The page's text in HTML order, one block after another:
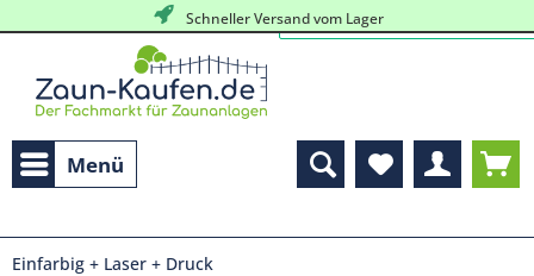
Schneller Versand vom Lager
Menü
Einfarbig + Laser + Druck